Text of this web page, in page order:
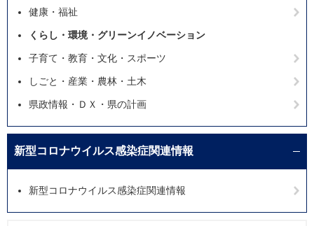
健康・福祉
くらし・環境・グリーンイノベーション
子育て・教育・文化・スポーツ
しごと・産業・農林・土木
県政情報・ＤＸ・県の計画
新型コロナウイルス感染症関連情報
新型コロナウイルス感染症関連情報